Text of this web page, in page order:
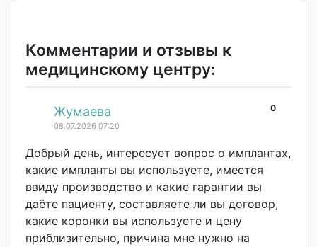
Комментарии и отзывы к
медицинскому центру:
0
Жумаева
08.07.2026 07:20
Добрый день, интересует вопрос о имплантах,
какие импланты вы используете, имеется
ввиду производство и какие гарантии вы
даёте пациенту, составляете ли вы договор,
какие коронки вы используете и цену
приблизительно, причина мне нужно на